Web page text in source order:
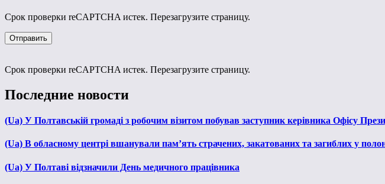
Срок проверки reCAPTCHA истек. Перезагрузите страницу.
Срок проверки reCAPTCHA истек. Перезагрузите страницу.
Последние новости
(Ua) У Полтавській громаді з робочим візитом побував заступник керівника Офісу
(Ua) В обласному центрі вшанували пам’ять страчених, закатованих та загиблих у
(Ua) У Полтаві відзначили День медичного працівника